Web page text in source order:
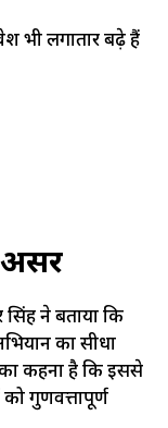
भी लगातार बढ़े हैं
असर
ने बताया कि
का सीधा
कहना है कि इससे
गुणवत्तापूर्ण